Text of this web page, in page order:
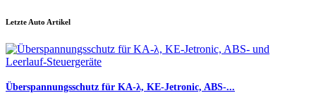
Letzte Auto Artikel
Überspannungsschutz für KA-λ, KE-Jetronic, ABS-...